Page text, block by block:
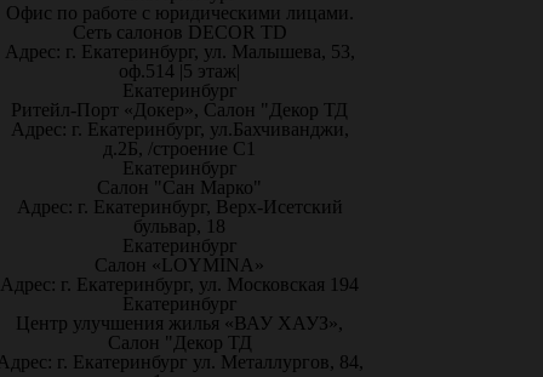
Офис по работе с юридическими лицами.
Сеть салонов DECOR TD
Адрес: г. Екатеринбург, ул. Малышева, 53,
оф.514 |5 этаж|
Екатеринбург
Ритейл-Порт «Докер», Салон "Декор ТД
Адрес: г. Екатеринбург, ул.Бахчиванджи,
д.2Б, /строение С1
Екатеринбург
Салон "Сан Марко"
Адрес: г. Екатеринбург, Верх-Исетский
бульвар, 18
Екатеринбург
Салон «LOYMINA»
Адрес: г. Екатеринбург, ул. Московская 194
Екатеринбург
Центр улучшения жилья «ВАУ ХАУЗ»,
Салон "Декор ТД
г. Екатеринбург ул. Металлургов, 84,